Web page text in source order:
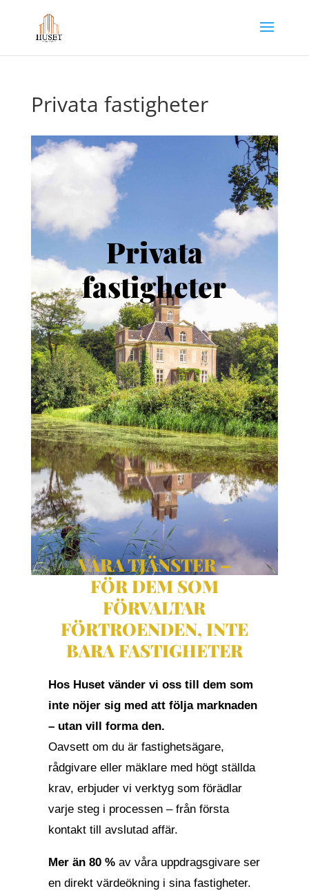
Privata fastigheter
Privata
fastigheter
VÅRA TJÄNSTER –
FÖR DEM SOM
FÖRVALTAR
FÖRTROENDEN, INTE
BARA FASTIGHETER
Hos Huset vänder vi oss till dem som
inte nöjer sig med att följa marknaden
– utan vill forma den.
Oavsett om du är fastighetsägare,
rådgivare eller mäklare med högt ställda
krav, erbjuder vi verktyg som förädlar
varje steg i processen – från första
kontakt till avslutad affär.
Mer än 80 %av våra uppdragsgivare ser
en direkt värdeökning i sina fastigheter.